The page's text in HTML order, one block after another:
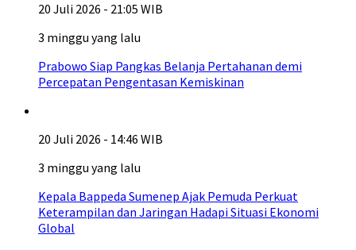
20 Juli 2026 - 21:05 WIB
3 minggu yang lalu
Prabowo Siap Pangkas Belanja Pertahanan demi
Percepatan Pengentasan Kemiskinan
20 Juli 2026 - 14:46 WIB
3 minggu yang lalu
Kepala Bappeda Sumenep Ajak Pemuda Perkuat
Keterampilan dan Jaringan Hadapi Situasi Ekonomi
Global